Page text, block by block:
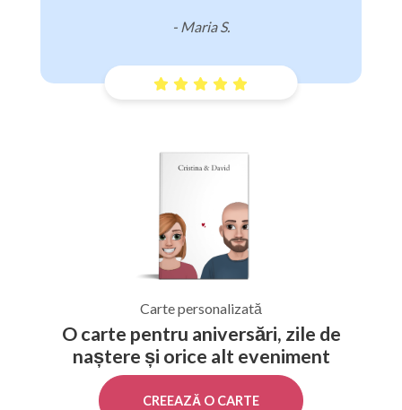
- Maria S.
Carte personalizată
O carte pentru aniversări, zile de
naștere și orice alt eveniment
CREEAZĂ O CARTE